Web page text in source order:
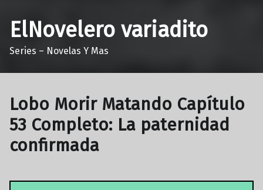
ElNovelero variadito
Series – Novelas Y Mas
Lobo Morir Matando Capítulo
53 Completo: La paternidad
confirmada